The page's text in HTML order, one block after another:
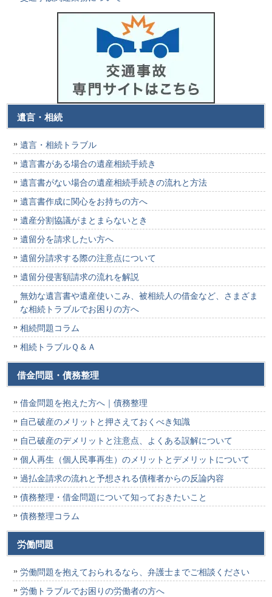
遺言・相続
遺言・相続トラブル
遺言書がある場合の遺産相続手続き
遺言書がない場合の遺産相続手続きの流れと方法
遺言書作成に関心をお持ちの方へ
遺産分割協議がまとまらないとき
遺留分を請求したい方へ
遺留分請求する際の注意点について
遺留分侵害額請求の流れを解説
無効な遺言書や遺産使いこみ、被相続人の借金など、さまざま
な相続トラブルでお困りの方へ
相続問題コラム
相続トラブルＱ＆Ａ
借金問題・債務整理
借金問題を抱えた方へ｜債務整理
自己破産のメリットと押さえておくべき知識
自己破産のデメリットと注意点、よくある誤解について
個人再生（個人民事再生）のメリットとデメリットについて
過払金請求の流れと予想される債権者からの反論内容
債務整理・借金問題について知っておきたいこと
債務整理コラム
労働問題
労働問題を抱えておられるなら、弁護士までご相談ください
労働トラブルでお困りの労働者の方へ